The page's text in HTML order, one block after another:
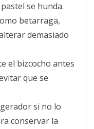
se hunda.
betarraga,
demasiado
el bizcocho antes
que se
si no lo
conservar la